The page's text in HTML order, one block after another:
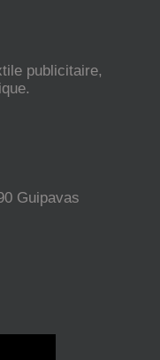
publicitaire,
Guipavas